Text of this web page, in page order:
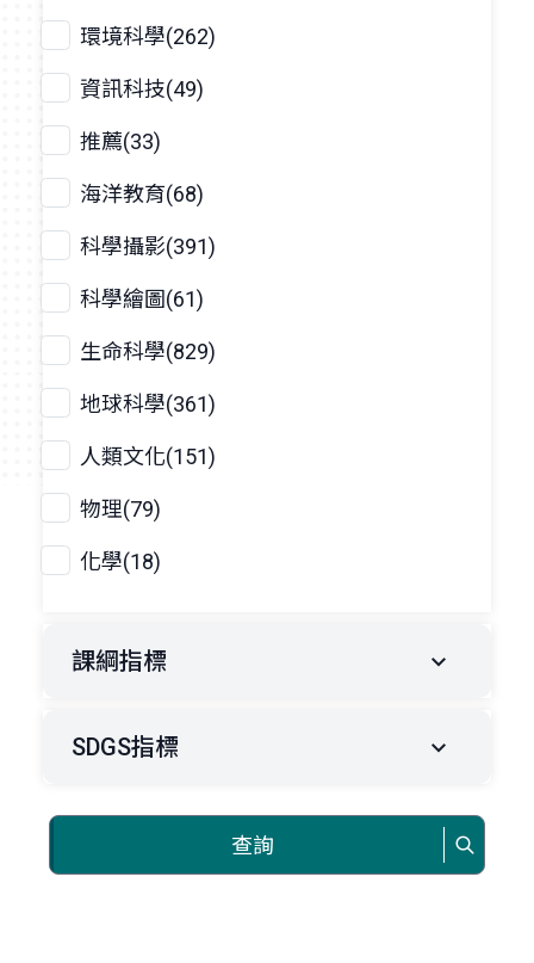
環境科學(262)
資訊科技(49)
推薦(33)
海洋教育(68)
科學攝影(391)
科學繪圖(61)
生命科學(829)
地球科學(361)
人類文化(151)
物理(79)
化學(18)
課綱指標
SDGS指標
查詢